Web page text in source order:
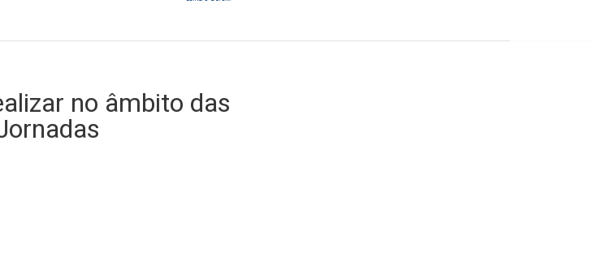
no âmbito das